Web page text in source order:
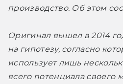
производство. Об этом
Оригинал вышел в 2014
на гипотезу, согласно
использует лишь
всего потенциала своего